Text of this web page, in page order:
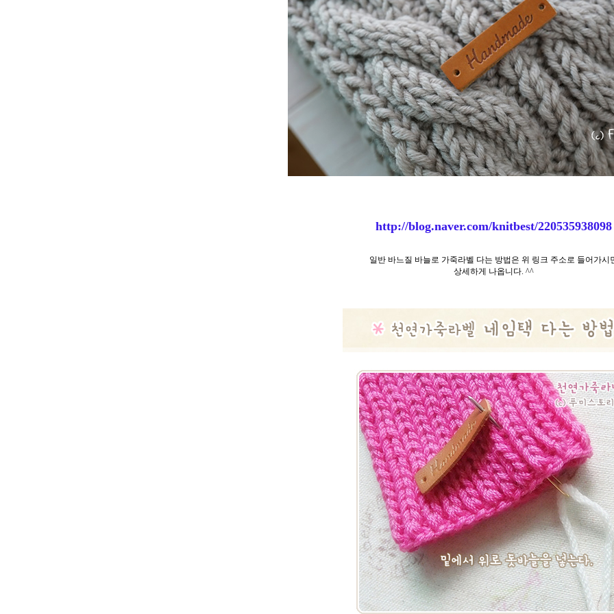
http://blog.naver.com/knitbest/220535938098
일반 바느질 바늘로 가죽라벨 다는 방법은 위 링크 주소로 들어가시
상세하게 나옵니다. ^^